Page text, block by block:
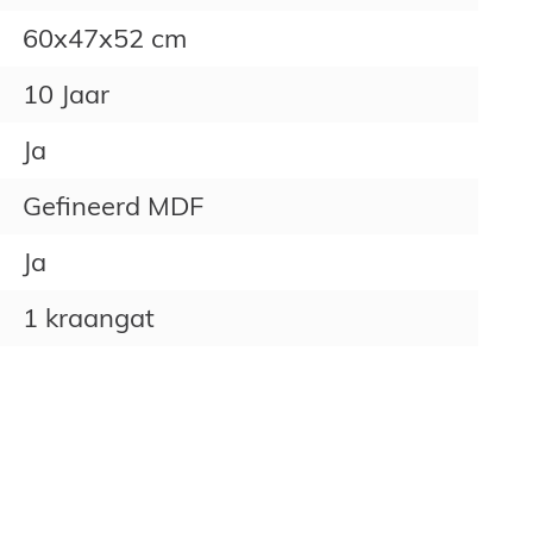
60x47x52 cm
10 Jaar
Ja
Gefineerd MDF
Ja
1 kraangat